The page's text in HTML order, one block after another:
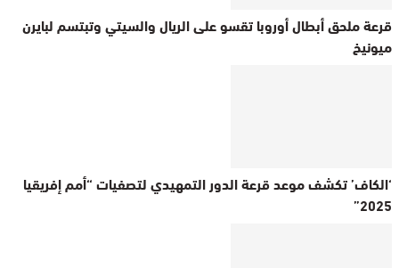
قرعة ملحق أبطال أوروبا تقسو على الريال والسيتي وتبتسم لبايرن
ميونيخ
‘الكاف’ تكشف موعد قرعة الدور التمهيدي لتصفيات “أمم إفريقيا
2025”